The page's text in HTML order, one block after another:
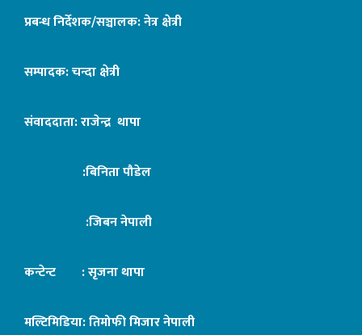
प्रबन्ध निर्देशक/सञ्चालक: नेत्र क्षेत्री
सम्पादक: चन्दा क्षेत्री
संवाददाता: राजेन्द्र थापा
:बिनिता पौडेल
:जिबन नेपाली
कन्टेन्ट : सृजना थापा
मल्टिमिडिया: तिमोफी मिजार नेपाली